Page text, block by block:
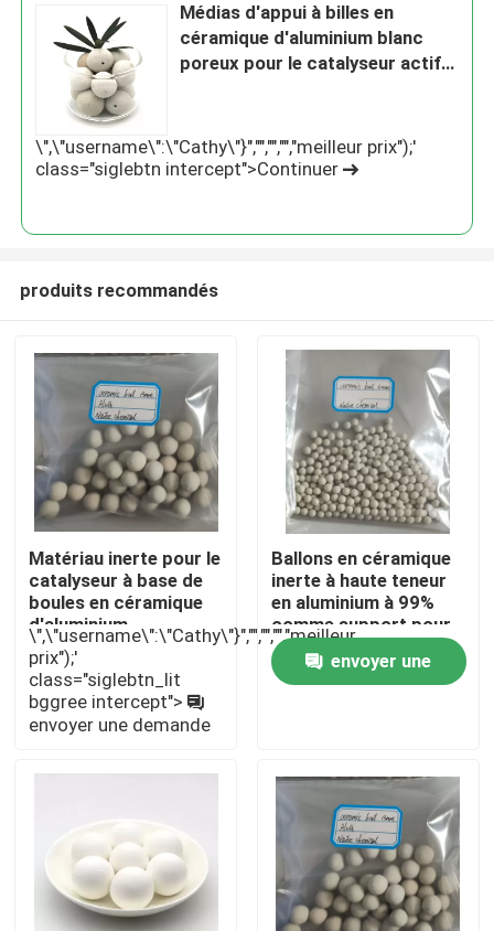
À la maison
Produits
Vidéos
Visite de l'usine
Contrôle de la qualité
Médias d'appui à billes en
céramique d'aluminium blanc
poreux pour le catalyseur actif
\",\"username\":\"Cathy\"}","","","","meilleur prix");'
class="siglebtn intercept">Continuer
produits recommandés
Matériau inerte pour le
catalyseur à base de
boules en céramique
d'aluminium
\",\"username\":\"Cathy\"}","","","","meilleur
prix");'
class="siglebtn_lit
bggree intercept">
envoyer une demande
Ballons en céramique
inerte à haute teneur
en aluminium à 99%
comme support pour
le catalyseur
envoyer une